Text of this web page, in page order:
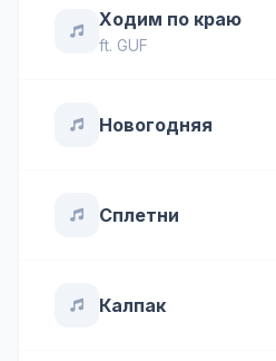
Ходим по краю
ft. GUF
Новогодняя
Сплетни
Калпак